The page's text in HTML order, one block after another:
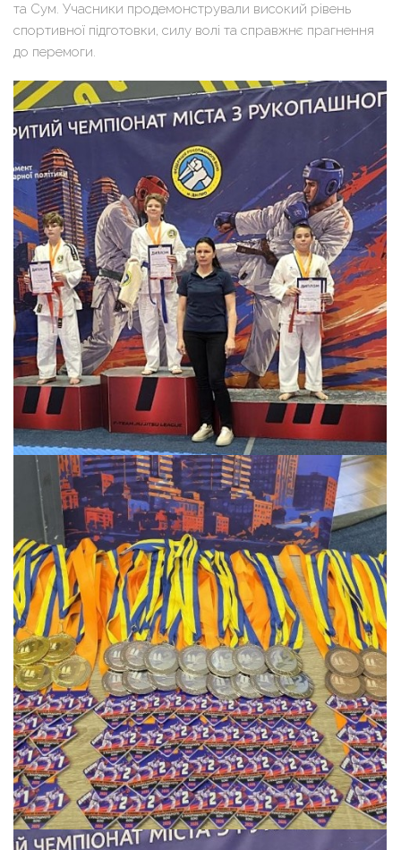
та Сум. Учасники продемонстрували високий рівень
спортивної підготовки, силу волі та справжнє прагнення
до перемоги.